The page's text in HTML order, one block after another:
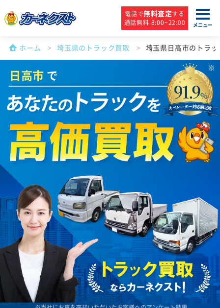
電話で無料査定する
通話無料 8:00~22:00
メニュー
ホーム 埼玉県のトラック買取 埼玉県日高市のトラ
日高市 で